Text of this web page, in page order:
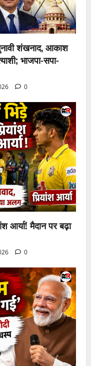
शंखनाद, आकाश
भाजपा-सपा-
0
आर्या! मैदान पर बढ़ा
0